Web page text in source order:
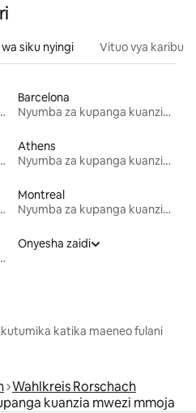
siku nyingi Vituo vya karibu
mwezi mmoja
Barcelona
Nyumba za kupanga kuanzia mwezi mmoja
mwezi mmoja
Athens
Nyumba za kupanga kuanzia mwezi mmoja
mwezi mmoja
Montreal
Nyumba za kupanga kuanzia mwezi mmoja
mwezi mmoja
Onyesha zaidi
katika maeneo fulani
Wahlkreis Rorschach
kuanzia mwezi mmoja